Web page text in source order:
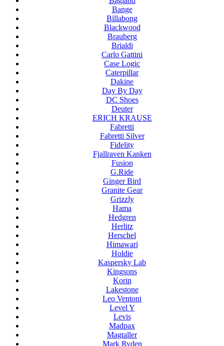
Bange
Billabong
Blackwood
Brauberg
Brialdi
Carlo Gattini
Case Logic
Caterpillar
Dakine
Day By Day
DC Shoes
Deuter
ERICH KRAUSE
Fabretti
Fabretti Silver
Fidelity
Fjallraven Kanken
Fusion
G.Ride
Ginger Bird
Granite Gear
Grizzly
Hama
Hedgren
Herlitz
Herschel
Himawari
Holdie
Kaspersky Lab
Kingsons
Korin
Lakestone
Leo Ventoni
Level Y
Levis
Madpax
Magtaller
Mark Ryden